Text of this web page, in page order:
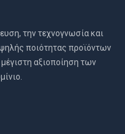
την τεχνογνωσία και
ποιότητας προϊόντων
αξιοποίηση των